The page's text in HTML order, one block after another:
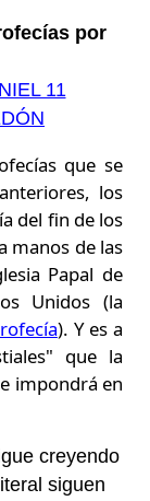
por
11
que se
los
del fin de los
manos de las
Papal de
Unidos (la
). Y es a
que la
impondrá en
creyendo
siguen